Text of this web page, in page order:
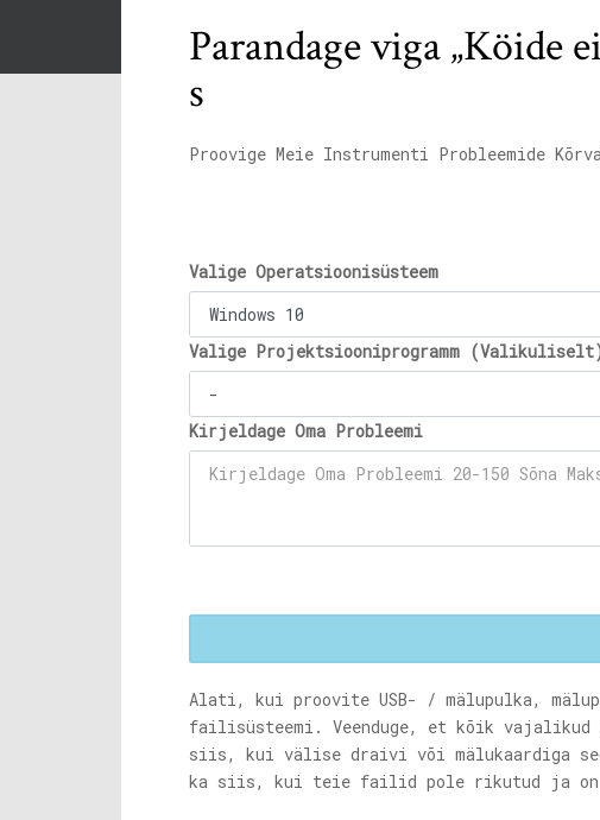
Parandage viga „Köide
s
Proovige Meie Instrumenti Probleemide
Valige Operatsioonisüsteem
Valige Projektsiooniprogramm
Kirjeldage Oma Probleemi
Alati, kui proovite USB- / mälupulka,
failisüsteemi. Veenduge, et kõik
siis, kui välise draivi või mälukaardiga
ka siis, kui teie failid pole rikutud ja